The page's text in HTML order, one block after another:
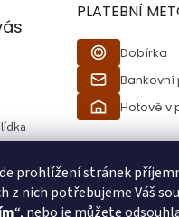
prohlížení stránek
z nich potřebujeme Váš
“, nebo je můžete
PLATEBNÍ
Dobírka
Bankovní
Hotově v